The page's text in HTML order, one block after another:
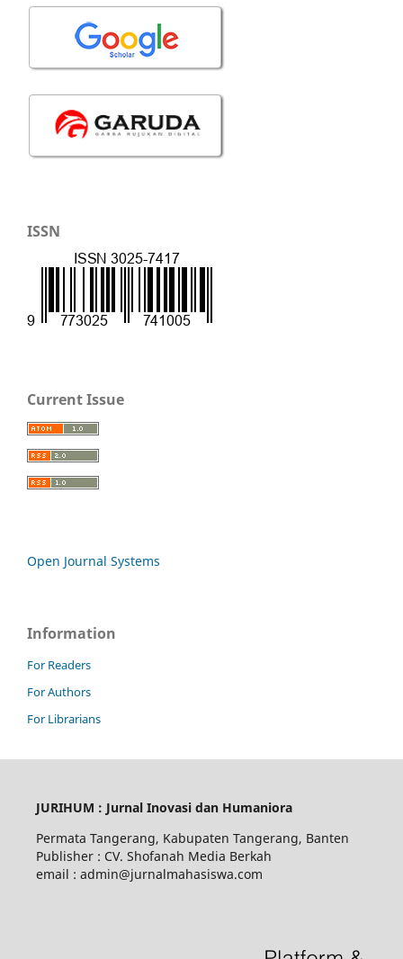
ISSN
Current Issue
Open Journal Systems
Information
For Readers
For Authors
For Librarians
JURIHUM : Jurnal Inovasi dan Humaniora
Permata Tangerang, Kabupaten Tangerang, Banten
Publisher : CV. Shofanah Media Berkah
email : admin@jurnalmahasiswa.com